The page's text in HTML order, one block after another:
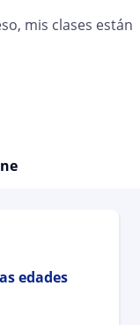
mis clases están
edades